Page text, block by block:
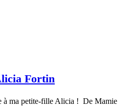
Fortin
à ma petite-fille Alicia ! De Mamie